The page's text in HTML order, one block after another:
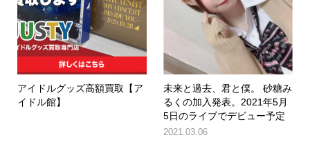
アイドルグッズ高額買取【ア
イドル館】
未来と過去、君と僕。 砂糖み
るくの加入発表。2021年5月
5日のライブでデビュー予定
2021.03.06